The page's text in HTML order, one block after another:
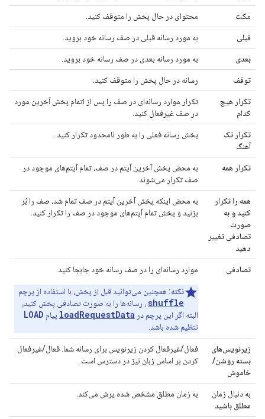
مکث محتوای در حال پخش را متوقف کنید.
قبلی به مورد رسانه قبلی در صف رسانه خود بروید.
بعدی به مورد رسانه بعدی در صف رسانه خود بروید.
توقف رسانه در حال پخش را متوقف کنید.
تکرار هیچ
کدام
تکرار موارد رسانه‌ای در صف را پس از اتمام پخش آخرین مورد
در صف غیرفعال کنید.
تکرار تک
آهنگ
پخش رسانه فعلی را به طور نامحدود تکرار کنید.
تکرار همه
به محض پخش آخرین آیتم در صف، تمام آیتم‌های موجود در
صف تکرار می‌شوند.
همه را تکرار
کنید و به
صورت
تصادفی تغییر
دهید
به محض اینکه پخش آخرین آیتم در صف تمام شد، صف را بُر
بزنید و پخش تمام آیتم‌های موجود در صف را تکرار کنید.
تصادفی موارد رسانه‌ای را در صف رسانه خود جابجا کنید.
نکته: همچنین می‌توانید قبل از پخش، با استفاده از پرچم
shuffle ، رسانه‌ها را به صورت تصادفی پخش کنید،
البته اگر این پرچم در loadRequestData پیام LOAD
تنظیم شده باشد.
زیرنویس‌های
بسته روشن/
خاموش
فعال/غیرفعال کردن زیرنویس برای رسانه شما. فعال/غیرفعال
کردن بر اساس زبان نیز در دسترس است.
به دنبال زمان
مطلق باشید
به زمان مطلق مشخص شده پرش می‌کند.